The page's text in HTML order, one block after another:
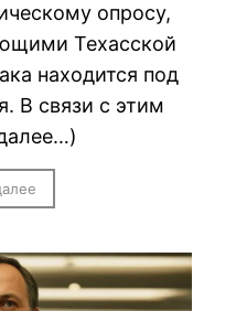
опросу,
Техасской
находится под
В связи с этим